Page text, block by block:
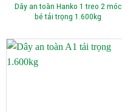
Dây an toàn Hanko 1 treo 2 móc
bé tải trọng 1.600kg